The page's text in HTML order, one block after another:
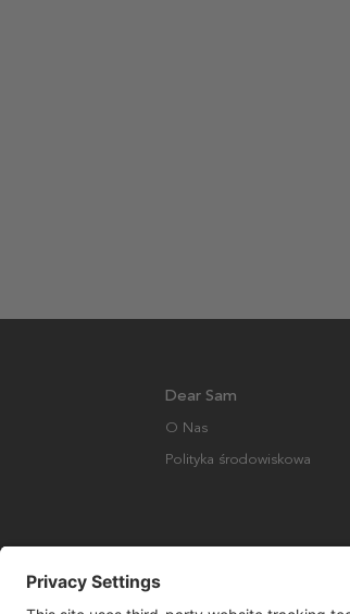
Dear Sam
O Nas
Polityka środowiskowa